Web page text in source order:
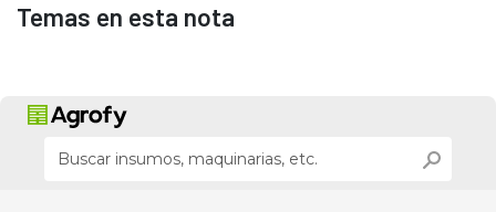
Temas en esta nota